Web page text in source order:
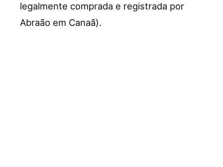
legalmente comprada e registrada por
Abraão em Canaã).